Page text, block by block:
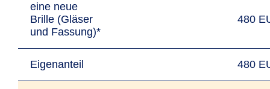
eine neue
Brille (Gläser
und Fassung)*
480
Eigenanteil 480